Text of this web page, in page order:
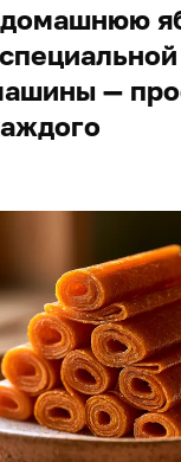
домашнюю
—